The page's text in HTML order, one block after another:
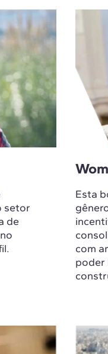
setor
de
Esta
com
poder